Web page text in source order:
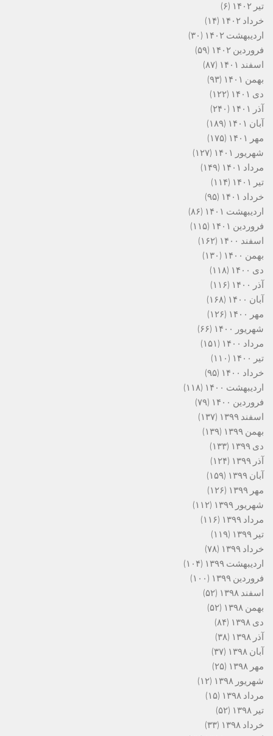
تیر ۱۴۰۲
(۶)
خرداد ۱۴۰۲
(۱۴)
اردیبهشت ۱۴۰۲
(۳۰)
فروردین ۱۴۰۲
(۵۹)
اسفند ۱۴۰۱
(۸۷)
بهمن ۱۴۰۱
(۹۳)
دی ۱۴۰۱
(۱۲۲)
آذر ۱۴۰۱
(۲۴۰)
آبان ۱۴۰۱
(۱۸۹)
مهر ۱۴۰۱
(۱۷۵)
شهریور ۱۴۰۱
(۱۲۷)
مرداد ۱۴۰۱
(۱۴۹)
تیر ۱۴۰۱
(۱۱۴)
خرداد ۱۴۰۱
(۹۵)
اردیبهشت ۱۴۰۱
(۸۶)
فروردین ۱۴۰۱
(۱۱۵)
اسفند ۱۴۰۰
(۱۶۲)
بهمن ۱۴۰۰
(۱۳۰)
دی ۱۴۰۰
(۱۱۸)
آذر ۱۴۰۰
(۱۱۶)
آبان ۱۴۰۰
(۱۶۸)
مهر ۱۴۰۰
(۱۲۶)
شهریور ۱۴۰۰
(۶۶)
مرداد ۱۴۰۰
(۱۵۱)
تیر ۱۴۰۰
(۱۱۰)
خرداد ۱۴۰۰
(۹۵)
اردیبهشت ۱۴۰۰
(۱۱۸)
فروردین ۱۴۰۰
(۷۹)
اسفند ۱۳۹۹
(۱۳۷)
بهمن ۱۳۹۹
(۱۳۹)
دی ۱۳۹۹
(۱۳۳)
آذر ۱۳۹۹
(۱۲۴)
آبان ۱۳۹۹
(۱۵۹)
مهر ۱۳۹۹
(۱۲۶)
شهریور ۱۳۹۹
(۱۱۲)
مرداد ۱۳۹۹
(۱۱۶)
تیر ۱۳۹۹
(۱۱۹)
خرداد ۱۳۹۹
(۷۸)
اردیبهشت ۱۳۹۹
(۱۰۴)
فروردین ۱۳۹۹
(۱۰۰)
اسفند ۱۳۹۸
(۵۲)
بهمن ۱۳۹۸
(۵۲)
دی ۱۳۹۸
(۸۴)
آذر ۱۳۹۸
(۳۸)
آبان ۱۳۹۸
(۳۷)
مهر ۱۳۹۸
(۲۵)
شهریور ۱۳۹۸
(۱۲)
مرداد ۱۳۹۸
(۱۵)
تیر ۱۳۹۸
(۵۲)
خرداد ۱۳۹۸
(۳۳)